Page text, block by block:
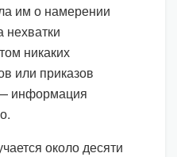
им о намерении
нехватки
никаких
или приказов
информация
около десяти